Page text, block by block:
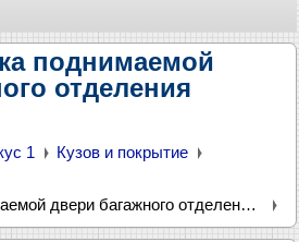
поднимаемой
отделения
1
Кузов и покрытие
Цилиндр замка поднимаемой двери багажного отделения (универсал)